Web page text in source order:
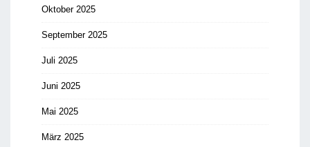
Oktober 2025
September 2025
Juli 2025
Juni 2025
Mai 2025
März 2025